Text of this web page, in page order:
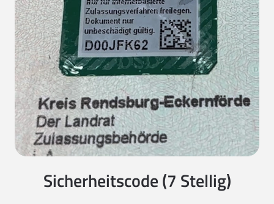
Sicherheitscode (7 Stellig)